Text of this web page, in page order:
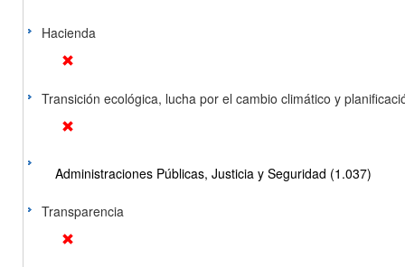
Hacienda
Transición ecológica, lucha por el cambio climático y
Administraciones Públicas, Justicia y Seguridad (1.037)
Transparencia